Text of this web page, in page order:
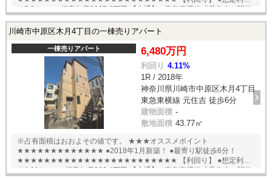
り5.0％ ●想定年収2067.6万円 【交通】 ●東急東横線「元住吉」駅徒
川崎市中原区木月4丁目の一棟売りアパート
一棟売りアパート 6,480万円
利回り 4.11%
1R / 2018年
神奈川県川崎市中原区木月4丁目
東急東横線 元住吉 徒歩6分
建物面積 -
敷地面積 43.77㎡
※占有面積はおおよその値です。 ★★★オススメポイント
★★★★★★★★★★★★★ ●2018年1月新築！ ●最寄り駅徒歩6分！
★★★★★★★★★★★★★★★★★★★★★★★★ 【利回り】 ●想定利回
り4.11％ ●想定年収266.4万円 【交通】 ●東急東横線「元住吉」駅徒